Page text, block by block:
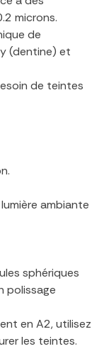
microns.
de
(dentine) et
de teintes
ambiante
sphériques
polissage
en A2, utilisez
les teintes.